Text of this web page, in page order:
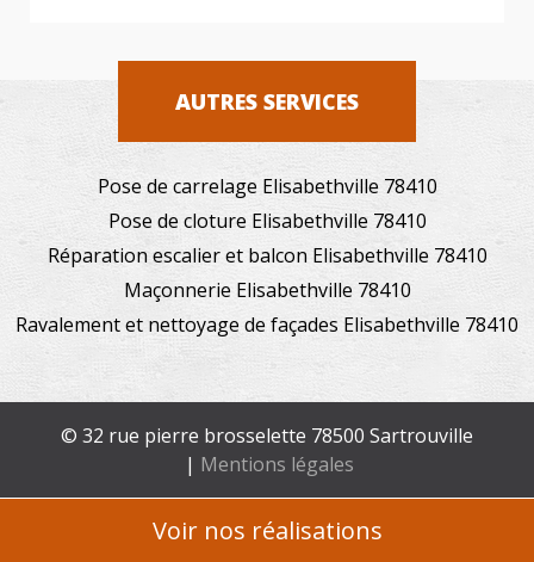
AUTRES SERVICES
Pose de carrelage Elisabethville 78410
Pose de cloture Elisabethville 78410
Réparation escalier et balcon Elisabethville 78410
Maçonnerie Elisabethville 78410
Ravalement et nettoyage de façades Elisabethville 78410
© 32 rue pierre brosselette 78500 Sartrouville
| Mentions légales
Voir nos réalisations